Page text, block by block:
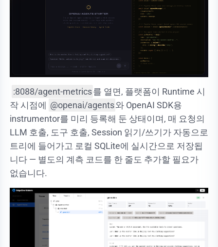
:8088/agent-metrics를 열면, 플랫폼이 Runtime 시
작 시점에 @openai/agents와 OpenAI SDK용
instrumentor를 미리 등록해 둔 상태이며, 매 요청의
LLM 호출, 도구 호출, Session 읽기/쓰기가 자동으로
트리에 들어가고 로컬 SQLite에 실시간으로 저장됩
니다 — 별도의 계측 코드를 한 줄도 추가할 필요가
없습니다.